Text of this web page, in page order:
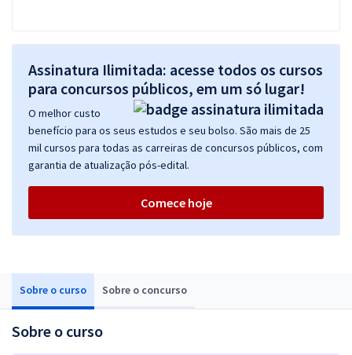
Sobre o curso Sobre o concurso
Sobre o curso
Assinatura Ilimitada: acesse todos os cursos
para concursos públicos, em um só lugar!
O melhor custo
benefício para os seus estudos e seu bolso. São mais de 25
mil cursos para todas as carreiras de concursos públicos, com
garantia de atualização pós-edital.
Comece hoje